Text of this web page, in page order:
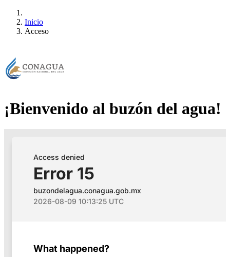
Inicio
Acceso
¡Bienvenido al buzón del agua!